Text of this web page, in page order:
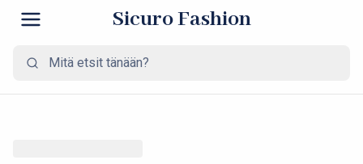
Sicuro Fashion